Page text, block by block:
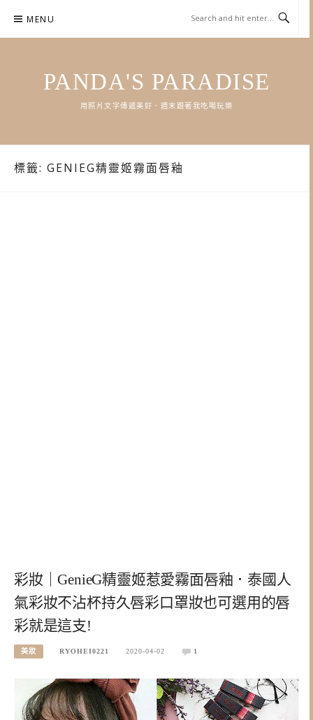
content
MENU
PANDA'S PARADISE
用照片文字傳遞美好．週末跟著我吃喝玩樂
標籤: GENIEG精靈姬霧面唇釉
彩妝｜GenieG精靈姬惹愛霧面唇釉．泰國人
氣彩妝不沾杯持久唇彩口罩妝也可選用的唇
彩就是這支!
美妝 RYOHEI0221 2020-04-02 1